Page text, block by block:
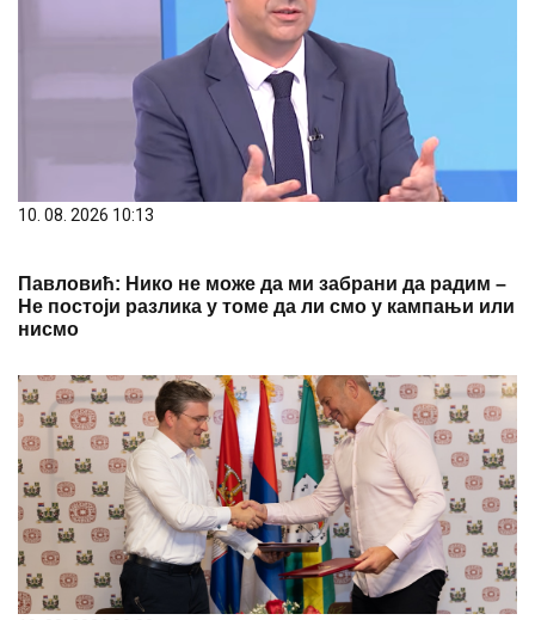
10. 08. 2026 10:13
Павловић: Нико не може да ми забрани да радим –
10. 08. 2026 09:00